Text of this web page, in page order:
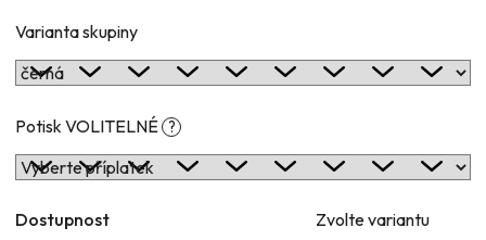
Varianta skupiny
Potisk VOLITELNÉ ?
Dostupnost
Zvolte variantu